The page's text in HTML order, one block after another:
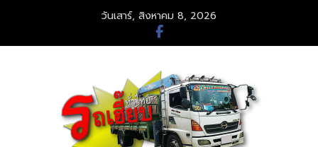
content
วันเสาร์, สิงหาคม 8, 2026